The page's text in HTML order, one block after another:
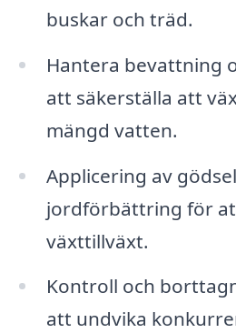
buskar och träd.
Hantera bevattning
att säkerställa att
mängd vatten.
Applicering av
jordförbättring för
växttillväxt.
Kontroll och
att undvika